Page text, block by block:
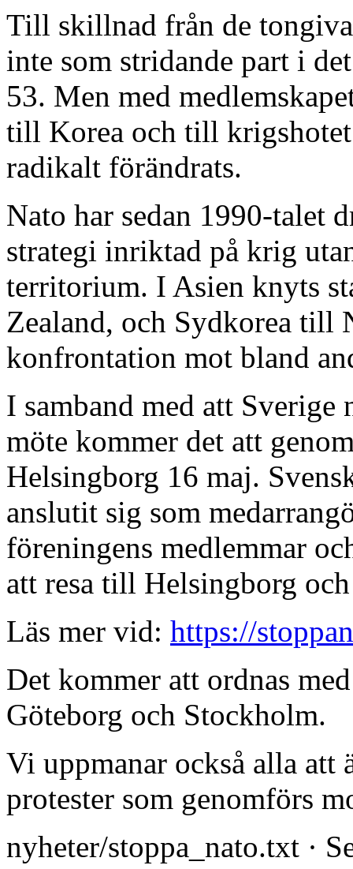
Till skillnad från de
inte som stridande part i
53. Men med
till Korea och till
radikalt förändrats.
Nato har sedan 1990-talet
strategi inriktad på krig
territorium. I Asien knyts
Zealand, och Sydkorea till
konfrontation mot bland
I samband med att
möte kommer det att
Helsingborg 16 maj.
anslutit sig som
föreningens medlemmar
att resa till Helsingborg
Läs mer vid: https://
Det kommer att ordnas
Göteborg och Stockholm.
Vi uppmanar också alla att
protester som genomförs
nyheter/stoppa_nato.txt ·